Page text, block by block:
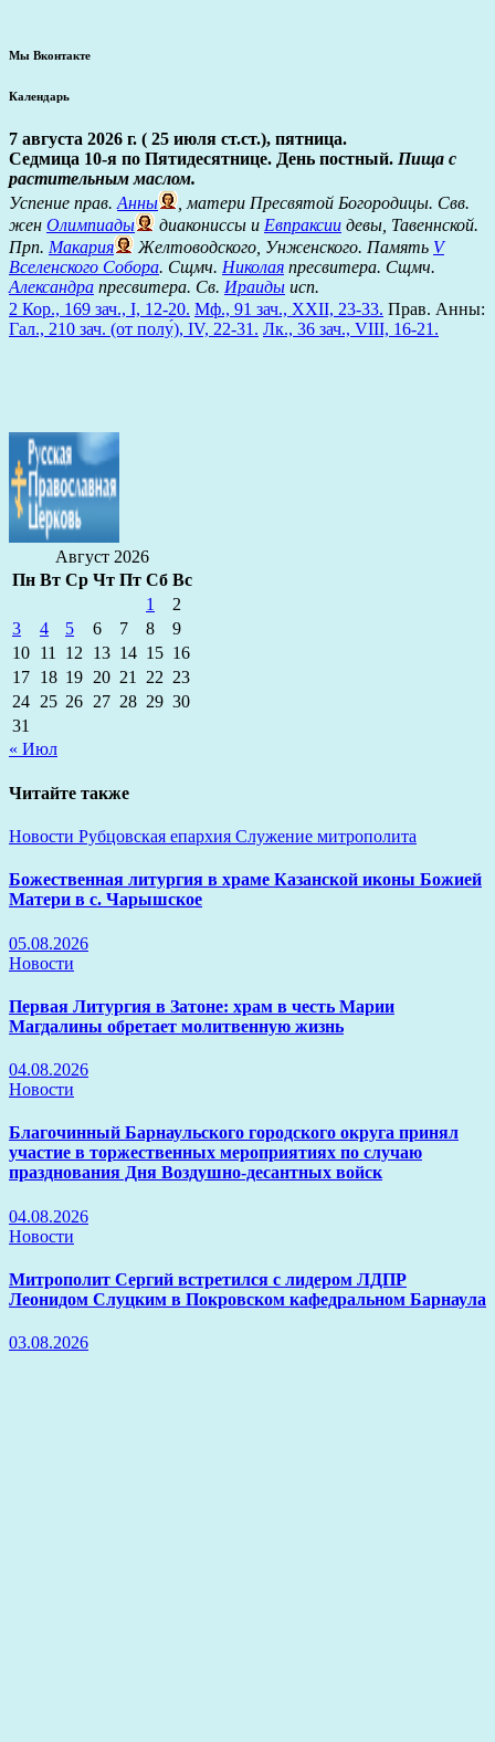
Мы Вконтакте
Календарь
7 августа 2026 г. ( 25 июля ст.ст.), пятница.
Седмица 10-я по Пятидесятнице. День постный. Пища с
растительным маслом.
Успение прав.Анны
, матери Пресвятой Богородицы. Свв.
жен Олимпиады диакониссы и Евпраксии девы, Тавеннской.
Прп. Макария Желтоводского, Унженского. Память V
Вселенского Собора. Сщмч. Николая пресвитера. Сщмч.
Александра пресвитера. Св. Ираиды исп.
2 Кор., 169 зач., I, 12-20. Мф., 91 зач., XXII, 23-33. Прав. Анны:
Гал., 210 зач. (от полу́), IV, 22-31. Лк., 36 зач., VIII, 16-21.
Август 2026
Пн Вт Ср Чт Пт Сб Вс
1
2
3
4 5 6 7 8
9
10 11 12 13 14 15 16
17 18 19 20 21 22 23
24 25 26 27 28 29 30
31
« Июл
Читайте также
Новости Рубцовская епархия Служение митрополита
Божественная литургия в храме Казанской иконы Божией
Матери в с. Чарышское
05.08.2026
Новости
Первая Литургия в Затоне: храм в честь Марии
Магдалины обретает молитвенную жизнь
04.08.2026
Новости
Благочинный Барнаульского городского округа принял
участие в торжественных мероприятиях по случаю
празднования Дня Воздушно-десантных войск
04.08.2026
Новости
Митрополит Сергий встретился с лидером ЛДПР
Леонидом Слуцким в Покровском кафедральном Барнаула
03.08.2026